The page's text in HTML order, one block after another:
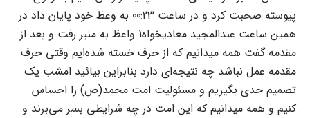
پیوسته صحبت کرد و در ساعت 00:23 به وعظ خود پایان داد در
همین ساعت عبدالمجید معادیخواه1 واعظ به منبر رفت و بعد از
مقدمه گفت همه میدانیم که از حرف خسته شده‌ایم وقتى حرف
مقدمه عمل نباشد چه نتیجه‌اى دارد بنابراین بیائید امشب یک
تصمیم جدى بگیریم و مسئولیت امت محمد(ص) را احساس
کنیم و همه میدانیم که این امت در چه شرایطى بسر مى‌برند و